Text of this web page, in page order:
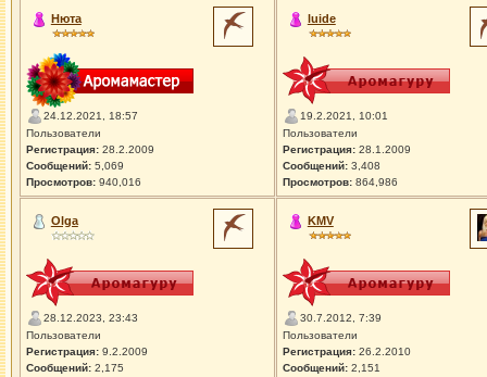
Нюта
24.12.2021, 18:57
Пользователи
Регистрация:28.2.2009
Сообщений:5,069
Просмотров:940,016
luide
19.2.2021, 10:01
Пользователи
Регистрация:28.1.2009
Сообщений:3,408
Просмотров:864,986
Olga
28.12.2023, 23:43
Пользователи
Регистрация:9.2.2009
Сообщений:2,175
KMV
30.7.2012, 7:39
Пользователи
Регистрация:26.2.2010
Сообщений:2,151